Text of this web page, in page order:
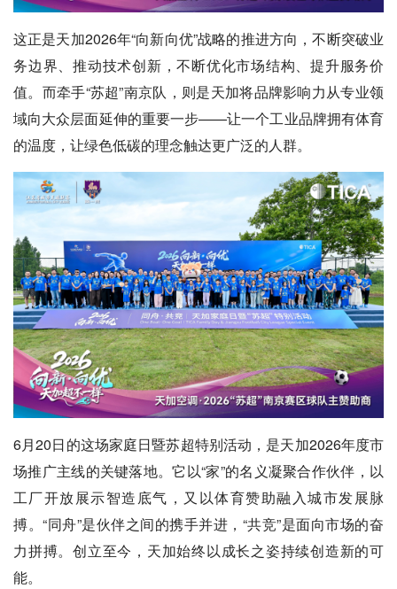
这正是天加2026年“向新向优”战略的推进方向，不断突破业
务边界、推动技术创新，不断优化市场结构、提升服务价
值。而牵手“苏超”南京队，则是天加将品牌影响力从专业领
域向大众层面延伸的重要一步——让一个工业品牌拥有体育
的温度，让绿色低碳的理念触达更广泛的人群。
6月20日的这场家庭日暨苏超特别活动，是天加2026年度市
场推广主线的关键落地。它以“家”的名义凝聚合作伙伴，以
工厂开放展示智造底气，又以体育赞助融入城市发展脉
搏。“同舟”是伙伴之间的携手并进，“共竞”是面向市场的奋
力拼搏。创立至今，天加始终以成长之姿持续创造新的可
能。